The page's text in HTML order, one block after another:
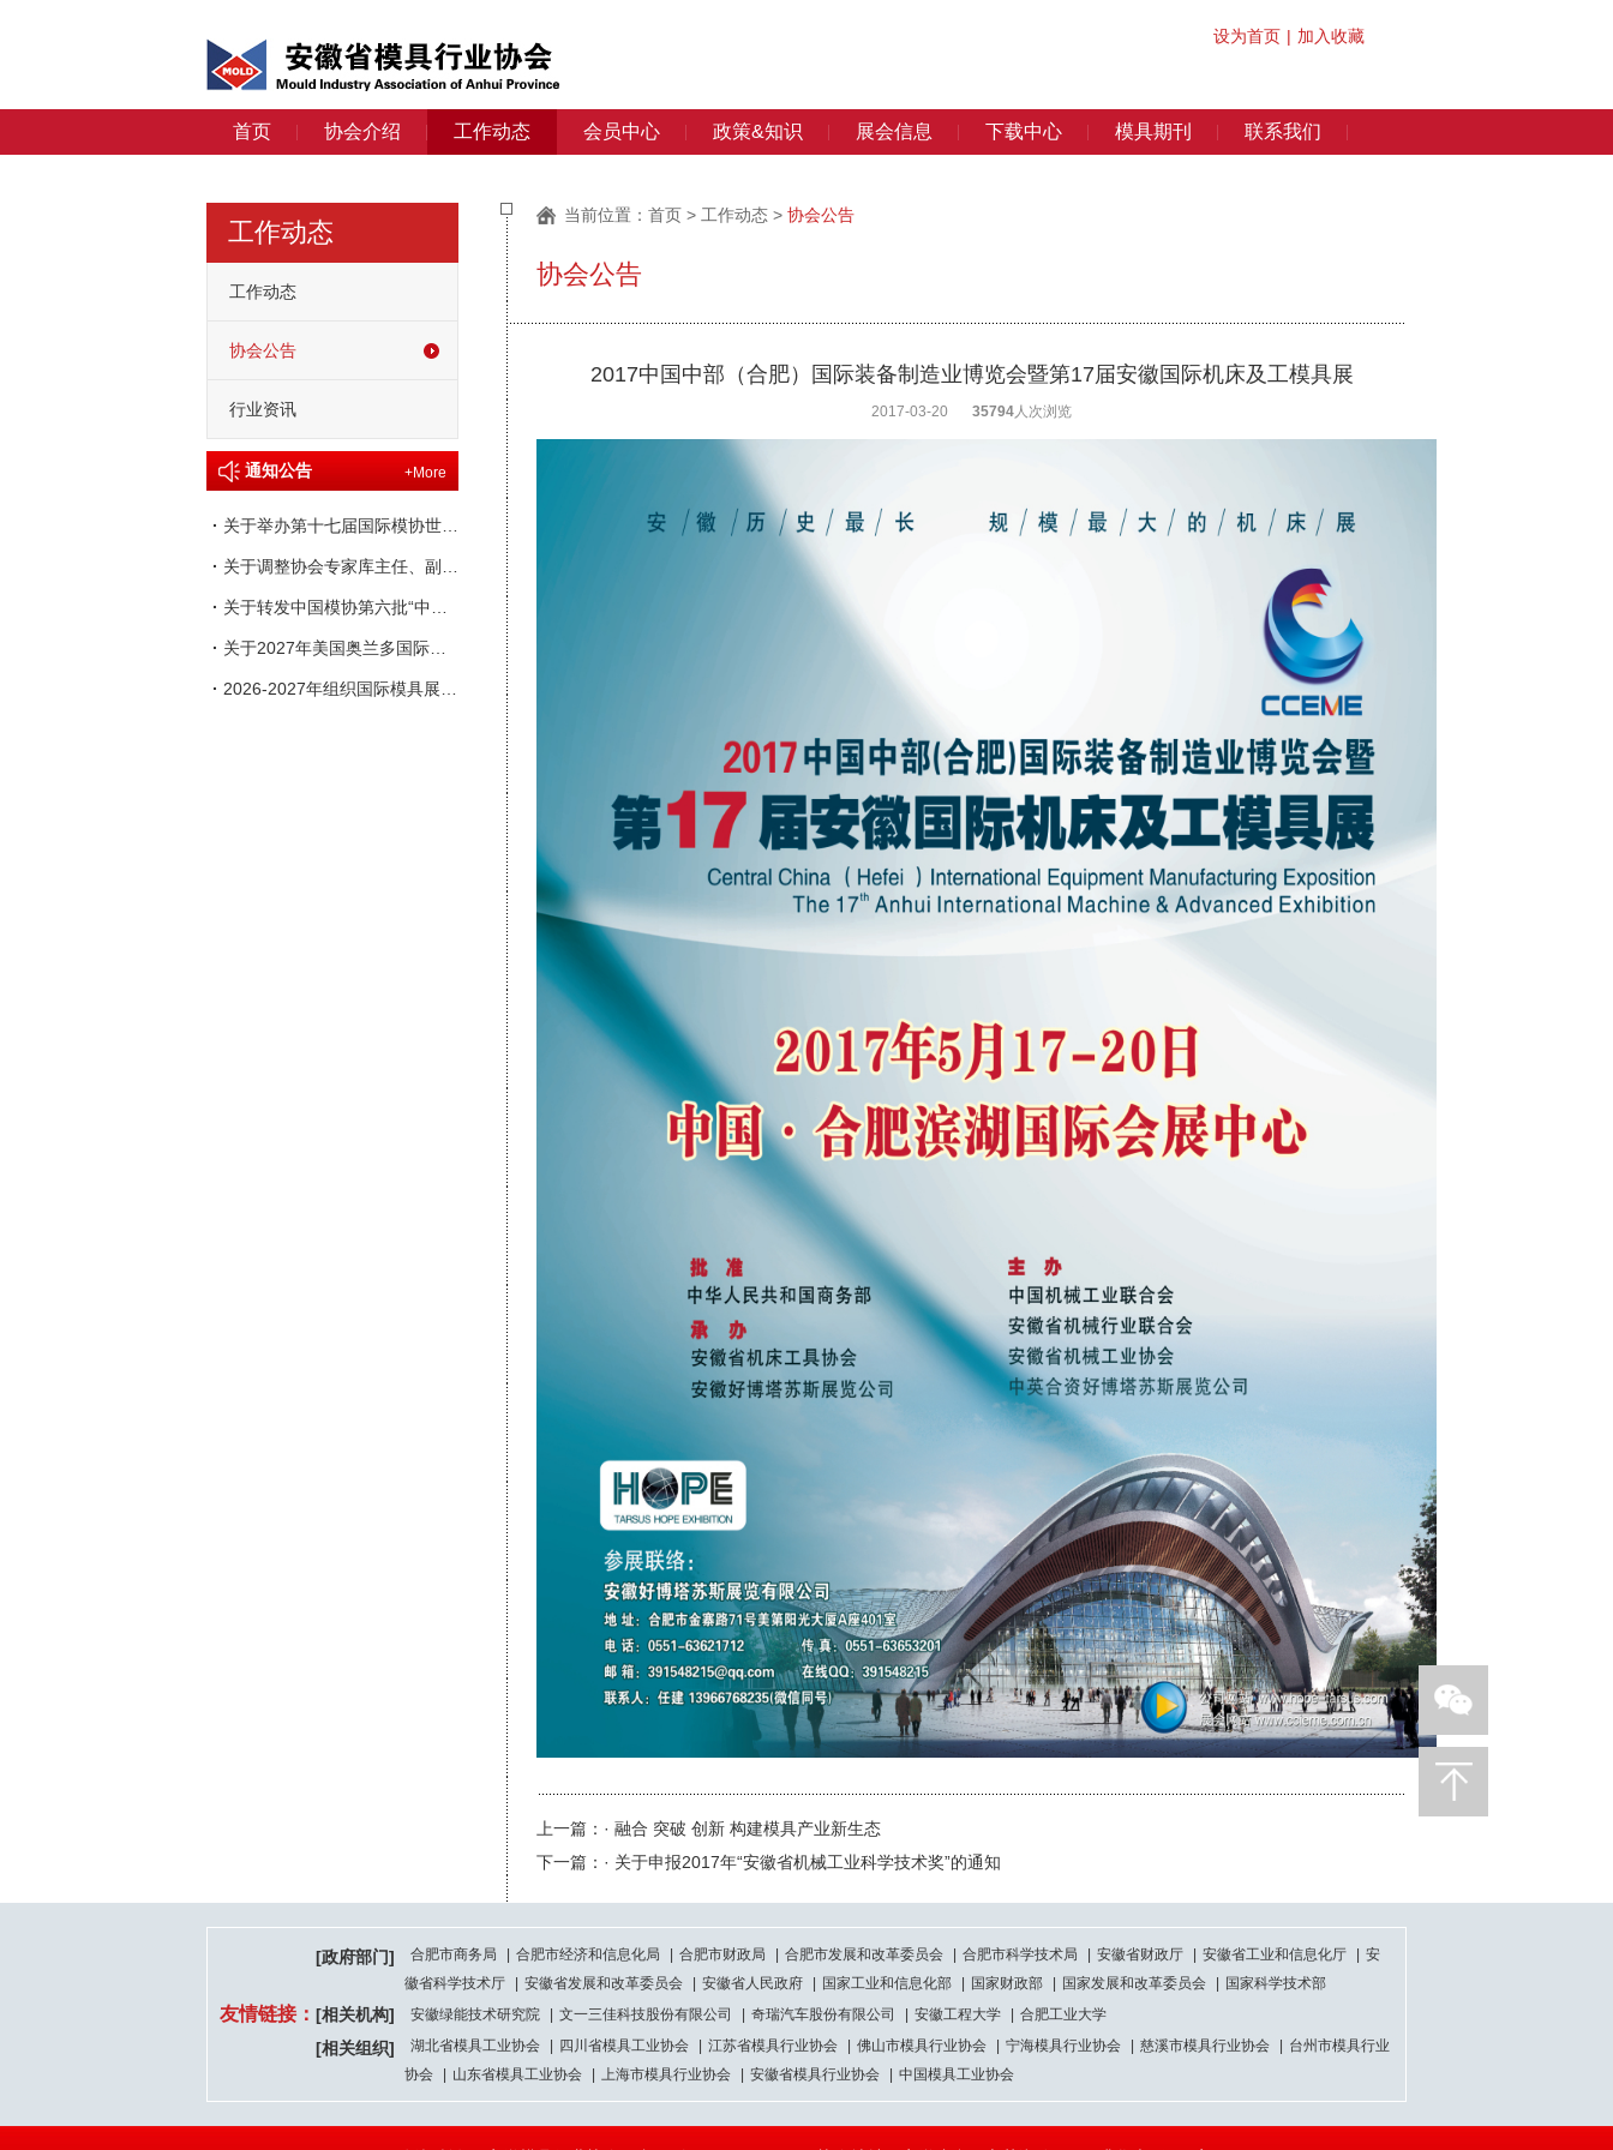
设为首页 | 加入收藏
首页 协会介绍 工作动态 会员中心 政策&知识 展会信息 下载中心 模具期刊 联系我们
工作动态
工作动态
协会公告
行业资讯
+More
通知公告
· 关于举办第十七届国际模协世界大会的通知
· 关于调整协会专家库主任、副主任人选的通知
· 关于转发中国模协第六批“中国模具行业企业信用等级评价”申报工作的通知
· 关于2027年美国奥兰多国际塑料展览会（NPE）参展的邀请函
· 2026-2027年组织国际模具展会一览表
当前位置： 首页 > 工作动态 > 协会公告
协会公告
2017中国中部（合肥）国际装备制造业博览会暨第17届安徽国际机床及工模具展
2017-03-20 35794人次浏览
上一篇：· 融合 突破 创新 构建模具产业新生态
下一篇：· 关于申报2017年“安徽省机械工业科学技术奖”的通知
友情链接：
[政府部门] 合肥市商务局 合肥市经济和信息化局 合肥市财政局 合肥市发展和改革委员会 合肥市科学技术局 安徽省财政厅 安徽省工业和信息化厅
安
徽省科学技术厅
安徽省发展和改革委员会 安徽省人民政府 国家工业和信息化部 国家财政部 国家发展和改革委员会 国家科学技术部
[相关机构] 安徽绿能技术研究院 文一三佳科技股份有限公司 奇瑞汽车股份有限公司 安徽工程大学 合肥工业大学
[相关组织] 湖北省模具工业协会 四川省模具工业协会 江苏省模具行业协会 佛山市模具行业协会 宁海模具行业协会 慈溪市模具行业协会
台州市模具行业
协会
山东省模具工业协会 上海市模具行业协会 安徽省模具行业协会 中国模具工业协会